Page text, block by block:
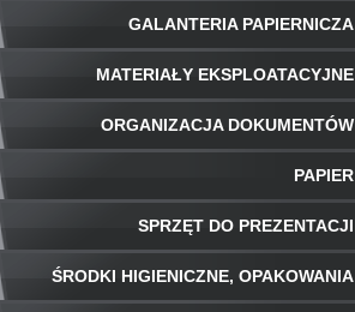
GALANTERIA PAPIERNICZA
MATERIAŁY EKSPLOATACYJNE
ORGANIZACJA DOKUMENTÓW
PAPIER
SPRZĘT DO PREZENTACJI
ŚRODKI HIGIENICZNE, OPAKOWANIA